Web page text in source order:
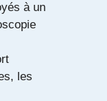
à un
les